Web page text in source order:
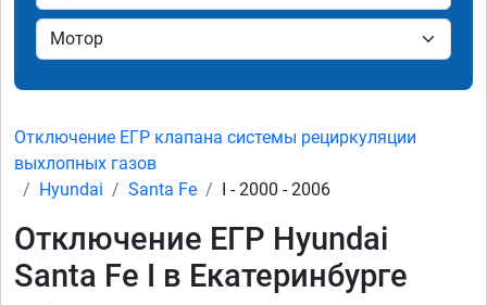
Отключение ЕГР клапана системы рециркуляции
выхлопных газов
Hyundai
Santa Fe I - 2000 - 2006
Отключение ЕГР Hyundai
Santa Fe I в Екатеринбурге